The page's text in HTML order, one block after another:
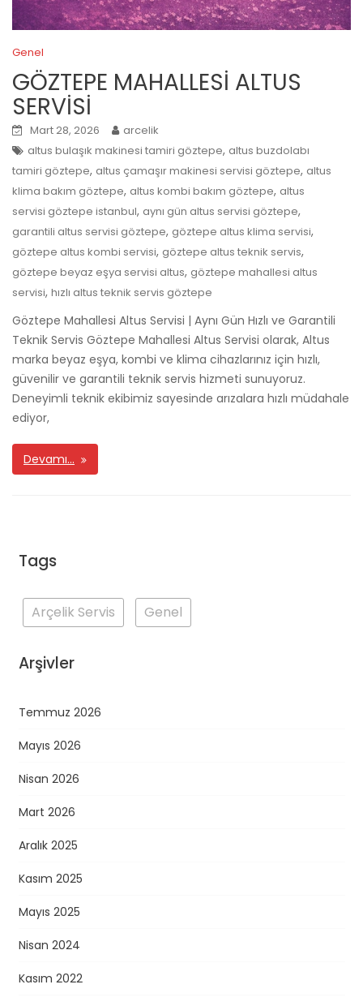
Genel
GÖZTEPE MAHALLESİ ALTUS
SERVİSİ
Mart 28, 2026
arcelik
altus bulaşık makinesi tamiri göztepe, altus buzdolabı
tamiri göztepe, altus çamaşır makinesi servisi göztepe, altus
klima bakım göztepe, altus kombi bakım göztepe, altus
servisi göztepe istanbul, aynı gün altus servisi göztepe,
garantili altus servisi göztepe, göztepe altus klima servisi,
göztepe altus kombi servisi, göztepe altus teknik servis,
göztepe beyaz eşya servisi altus, göztepe mahallesi altus
servisi, hızlı altus teknik servis göztepe
Göztepe Mahallesi Altus Servisi | Aynı Gün Hızlı ve Garantili
Teknik Servis Göztepe Mahallesi Altus Servisi olarak, Altus
marka beyaz eşya, kombi ve klima cihazlarınız için hızlı,
güvenilir ve garantili teknik servis hizmeti sunuyoruz.
Deneyimli teknik ekibimiz sayesinde arızalara hızlı müdahale
ediyor,
Devamı…
Tags
Arçelik Servis Genel
Arşivler
Temmuz 2026
Mayıs 2026
Nisan 2026
Mart 2026
Aralık 2025
Kasım 2025
Mayıs 2025
Nisan 2024
Kasım 2022